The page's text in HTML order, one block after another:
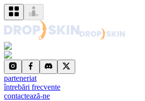
parteneriat
întrebări frecvente
contactează-ne